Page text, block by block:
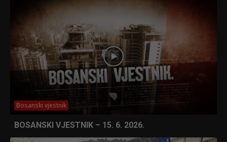
Bosanski vjestnik
BOSANSKI VJESTNIK – 15. 6. 2026.